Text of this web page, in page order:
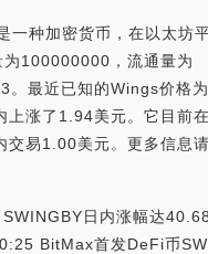
一种加密货币，在以太坊平
100000000，流通量为
最近已知的Wings价格
上涨了1.94美元。它目前
交易1.00美元。更多信息
日内涨幅达
BitMax首发DeFi币